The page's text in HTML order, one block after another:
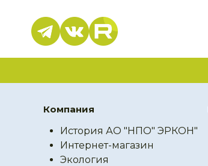
Компания
История АО "НПО" ЭРКОН"
Интернет-магазин
Экология